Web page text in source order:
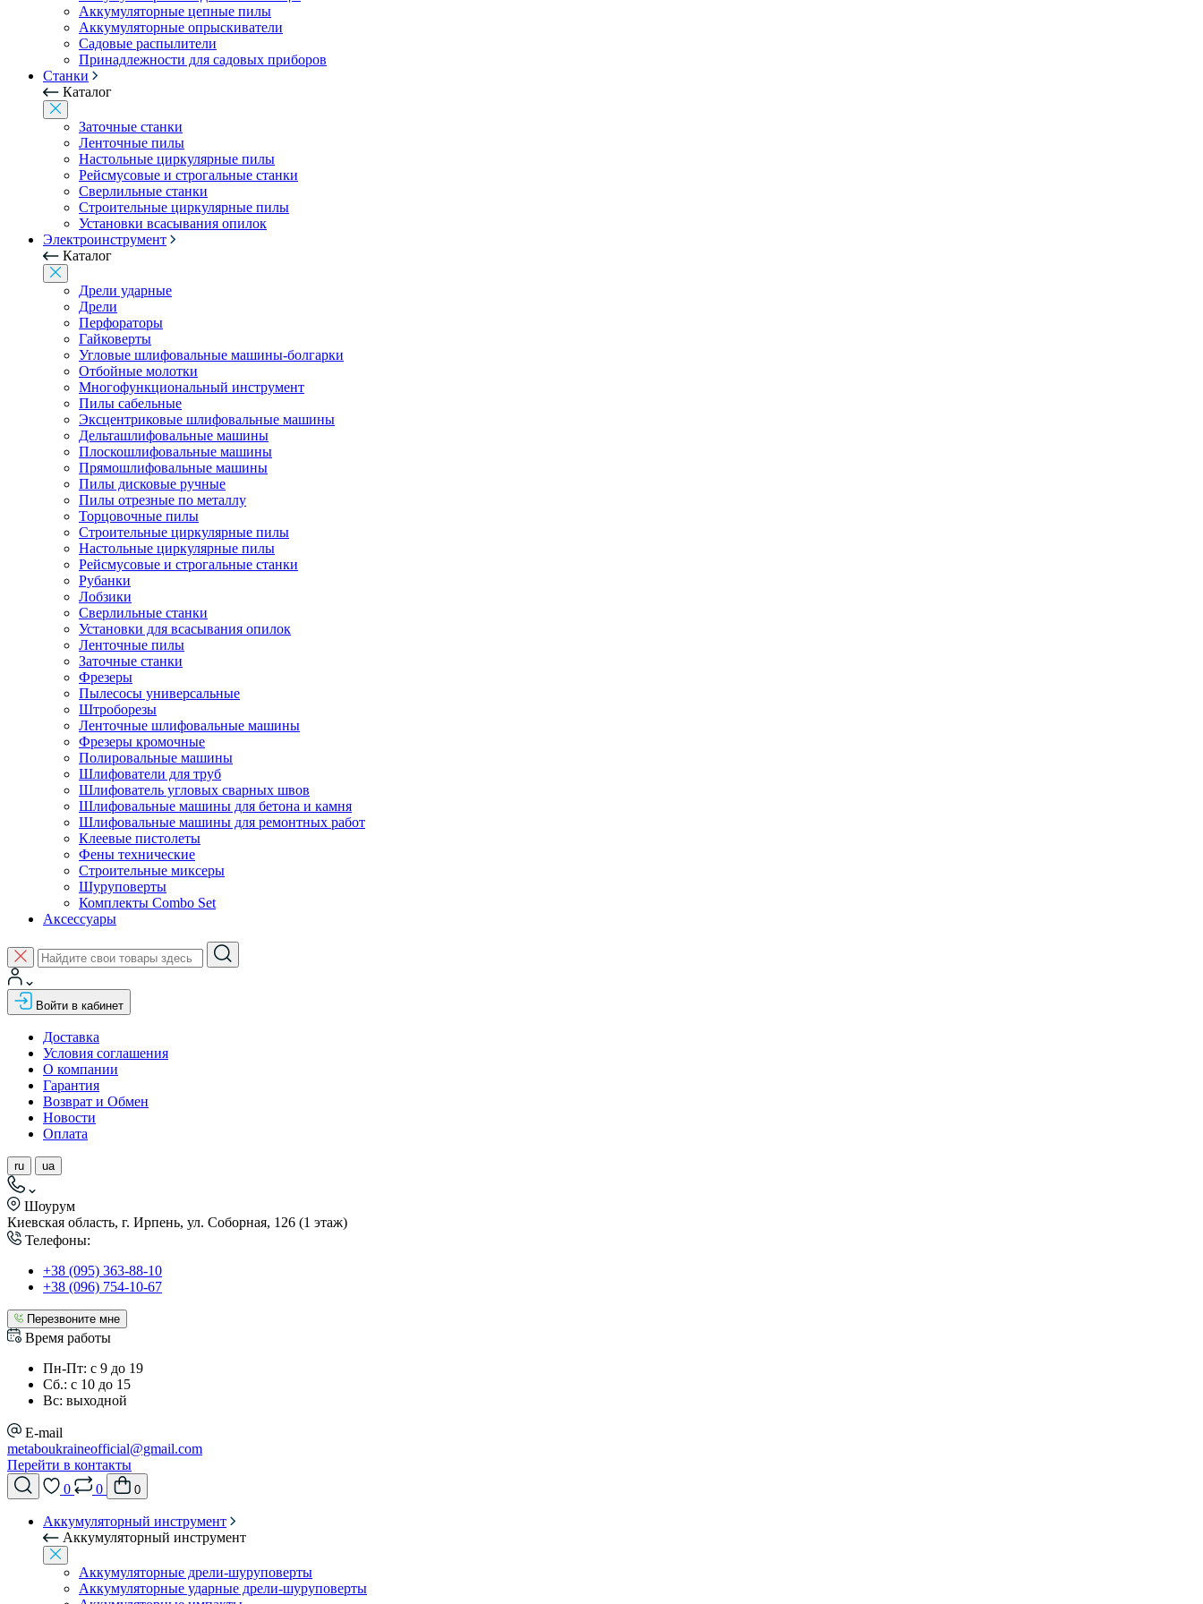
Аккумуляторные цепные пилы
Аккумуляторные опрыскиватели
Садовые распылители
Принадлежности для садовых приборов
Станки
Каталог
Заточные станки
Ленточные пилы
Настольные циркулярные пилы
Рейсмусовые и строгальные станки
Сверлильные станки
Строительные циркулярные пилы
Установки всасывания опилок
Электроинструмент
Каталог
Дрели ударные
Дрели
Перфораторы
Гайковерты
Угловые шлифовальные машины-болгарки
Отбойные молотки
Многофункциональный инструмент
Пилы сабельные
Эксцентриковые шлифовальные машины
Дельташлифовальные машины
Плоскошлифовальные машины
Прямошлифовальные машины
Пилы дисковые ручные
Пилы отрезные по металлу
Торцовочные пилы
Строительные циркулярные пилы
Настольные циркулярные пилы
Рейсмусовые и строгальные станки
Рубанки
Лобзики
Сверлильные станки
Установки для всасывания опилок
Ленточные пилы
Заточные станки
Фрезеры
Пылесосы универсальные
Штроборезы
Ленточные шлифовальные машины
Фрезеры кромочные
Полировальные машины
Шлифователи для труб
Шлифователь угловых сварных швов
Шлифовальные машины для бетона и камня
Шлифовальные машины для ремонтных работ
Клеевые пистолеты
Фены технические
Строительные миксеры
Шуруповерты
Комплекты Combo Set
Аксессуары
Войти в кабинет
Доставка
Условия соглашения
О компании
Гарантия
Возврат и Обмен
Новости
Оплата
ru ua
Шоурум
Киевская область, г. Ирпень, ул. Соборная, 126 (1 этаж)
Телефоны:
+38 (095) 363-88-10
+38 (096) 754-10-67
Перезвоните мне
Время работы
Пн-Пт: с 9 до 19
Сб.: с 10 до 15
Вс: выходной
E-mail
metaboukraineofficial@gmail.com
Перейти в контакты
0
0 0
Аккумуляторный инструмент
Аккумуляторный инструмент
Аккумуляторные дрели-шуруповерты
Аккумуляторные ударные дрели-шуруповерты